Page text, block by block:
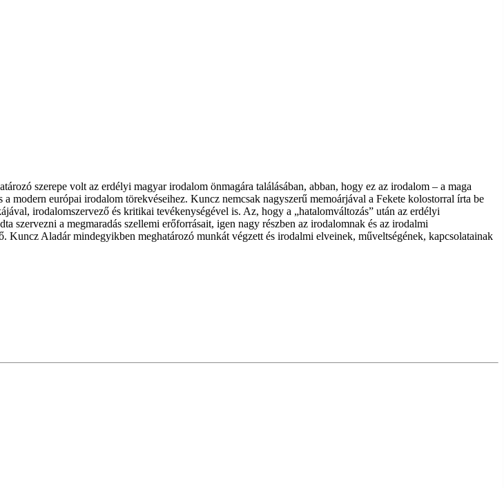
szerepe volt az erdélyi magyar irodalom önmagára találásában, abban, hogy ez az irodalom – a maga
modern európai irodalom törekvéseihez. Kuncz nemcsak nagyszerű memoárjával a Fekete kolostorral írta be
irodalomszervező és kritikai tevékenységével is. Az, hogy a „hatalomváltozás” után az erdélyi
szervezni a megmaradás szellemi erőforrásait, igen nagy részben az irodalomnak és az irodalmi
Aladár mindegyikben meghatározó munkát végzett és irodalmi elveinek, műveltségének, kapcsolatainak